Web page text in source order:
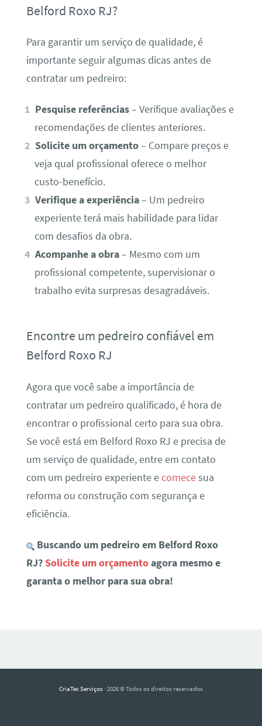
Belford Roxo RJ?
Para garantir um serviço de qualidade, é
importante seguir algumas dicas antes de
contratar um pedreiro:
Pesquise referências– Verifique avaliações e
recomendações de clientes anteriores.
Solicite um orçamento– Compare preços e
veja qual profissional oferece o melhor
custo-benefício.
Verifique a experiência– Um pedreiro
experiente terá mais habilidade para lidar
com desafios da obra.
Acompanhe a obra– Mesmo com um
profissional competente, supervisionar o
trabalho evita surpresas desagradáveis.
Encontre um pedreiro confiável em
Belford Roxo RJ
Agora que você sabe a importância de
contratar um pedreiro qualificado, é hora de
encontrar o profissional certo para sua obra.
Se você está em Belford Roxo RJ e precisa de
um serviço de qualidade, entre em contato
com um pedreiro experiente ecomecesua
reforma ou construção com segurança e
eficiência.
Buscando um pedreiro em Belford Roxo
RJ? Solicite um orçamentoagora mesmo e
garanta o melhor para sua obra!
CriaTec Serviços · 2026 © Todos os direitos reservados